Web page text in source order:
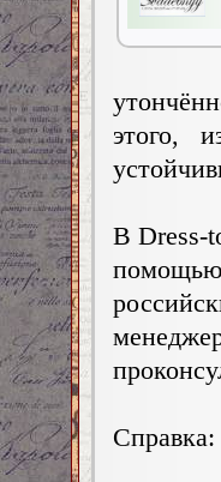
этого,
В Dress-
Справка: